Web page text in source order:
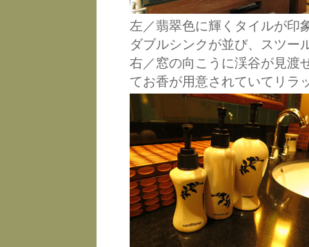
左／翡翠色に輝くタイルが印
ダブルシンクが並び、スツー
右／窓の向こうに渓谷が見渡
てお香が用意されていてリラ